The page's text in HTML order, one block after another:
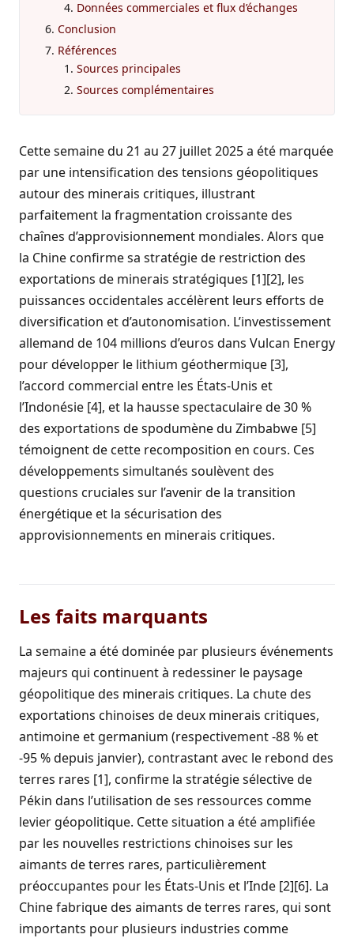
Données commerciales et flux d’échanges
Conclusion
Références
Sources principales
Sources complémentaires
Cette semaine du 21 au 27 juillet 2025 a été marquée
par une intensification des tensions géopolitiques
autour des minerais critiques, illustrant
parfaitement la fragmentation croissante des
chaînes d’approvisionnement mondiales. Alors que
la Chine confirme sa stratégie de restriction des
exportations de minerais stratégiques [1][2], les
puissances occidentales accélèrent leurs efforts de
diversification et d’autonomisation. L’investissement
allemand de 104 millions d’euros dans Vulcan Energy
pour développer le lithium géothermique [3],
l’accord commercial entre les États-Unis et
l’Indonésie [4], et la hausse spectaculaire de 30 %
des exportations de spodumène du Zimbabwe [5]
témoignent de cette recomposition en cours. Ces
développements simultanés soulèvent des
questions cruciales sur l’avenir de la transition
énergétique et la sécurisation des
approvisionnements en minerais critiques.
Les faits marquants
La semaine a été dominée par plusieurs événements
majeurs qui continuent à redessiner le paysage
géopolitique des minerais critiques. La chute des
exportations chinoises de deux minerais critiques,
antimoine et germanium (respectivement -88 % et
-95 % depuis janvier), contrastant avec le rebond des
terres rares [1], confirme la stratégie sélective de
Pékin dans l’utilisation de ses ressources comme
levier géopolitique. Cette situation a été amplifiée
par les nouvelles restrictions chinoises sur les
aimants de terres rares, particulièrement
préoccupantes pour les États-Unis et l’Inde [2][6]. La
Chine fabrique des aimants de terres rares, qui sont
importants pour plusieurs industries comme